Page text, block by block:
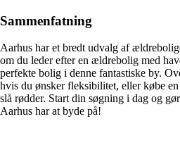
Sammenfatning
Aarhus har et bredt udvalg af
om du leder efter en ældrebolig med
perfekte bolig i denne fantastiske by.
hvis du ønsker fleksibilitet, eller købe
slå rødder. Start din søgning i dag og
Aarhus har at byde på!